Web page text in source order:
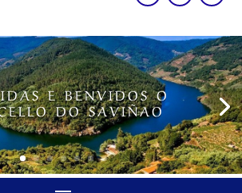
E BENVIDOS O
DO SAVIÑAO